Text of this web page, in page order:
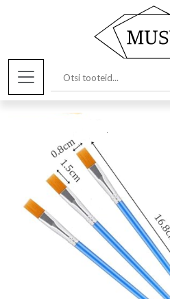
Kunstitarbed e-
/ Pintsel (lameda otsaga)